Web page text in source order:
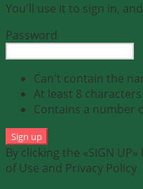
You'll use it to sign in,
Password
Can't contain the
At least 8 characters
Contains a number
Sign up
By clicking the «SIGN
of Use and Privacy Policy